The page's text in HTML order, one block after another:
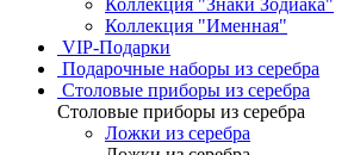
Коллекция "Знаки Зодиака"
Коллекция "Именная"
VIP-Подарки
Подарочные наборы из серебра
Столовые приборы из серебра
Столовые приборы из серебра
Ложки из серебра